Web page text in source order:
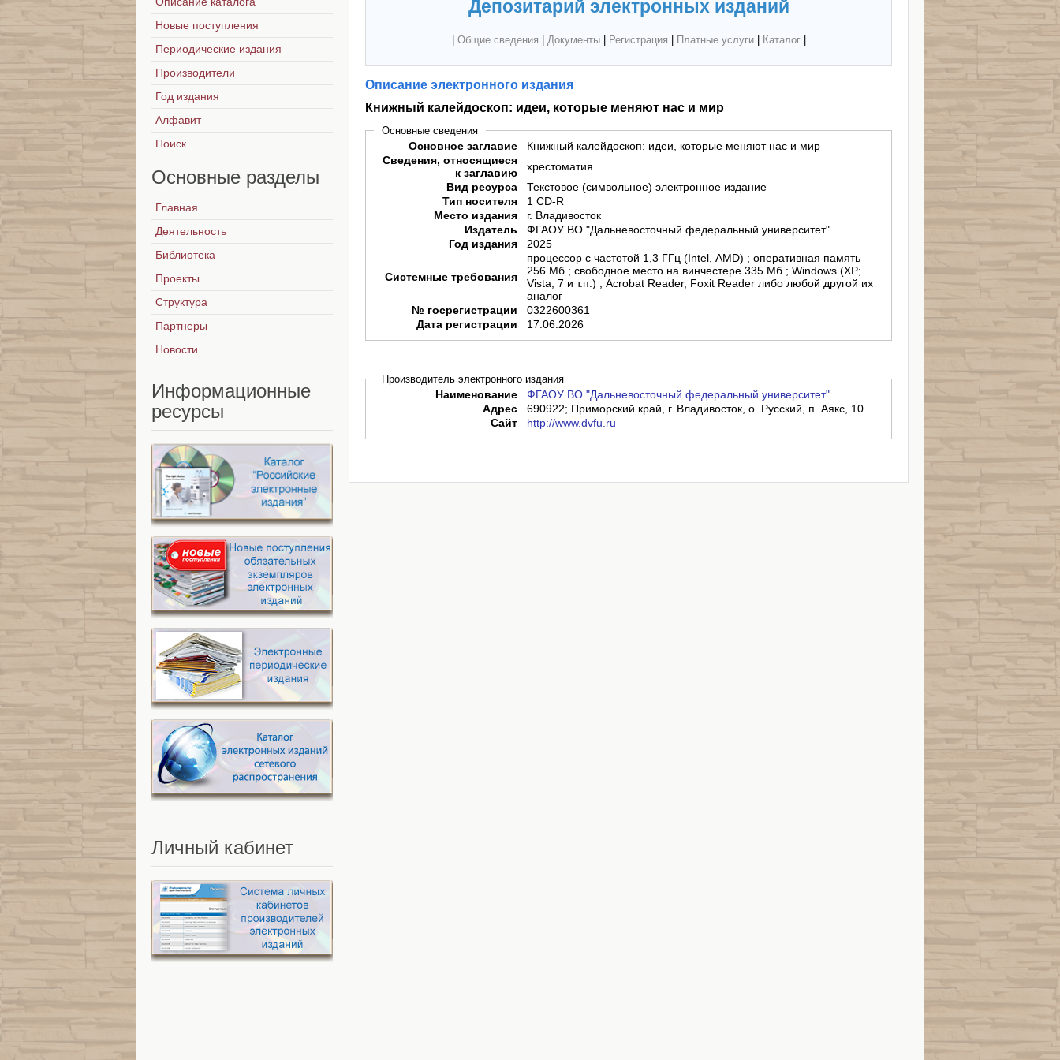
Депозитарий электронных изданий
Общие сведения Документы| Регистрация Платные услуги| Каталог|
Описание электронного издания
Книжный калейдоскоп: идеи, которые меняют нас и мир
Основные сведения
Основное заглавие
Книжный калейдоскоп: идеи, которые меняют нас и мир
Сведения, относящиеся
к заглавию
хрестоматия
Вид ресурса
Текстовое (символьное) электронное издание
Тип носителя
1 CD-R
Место издания
г. Владивосток
Издатель
ФГАОУ ВО "Дальневосточный федеральный университет"
Год издания
2025
Системные требования
процессор с частотой 1,3 ГГц (Intel, AMD) ; оперативная память
256 Мб ; свободное место на винчестере 335 Мб ; Windows (XP;
Vista; 7 и т.п.) ; Acrobat Reader, Foxit Reader либо любой другой их
аналог
№ госрегистрации
0322600361
Дата регистрации
17.06.2026
Производитель электронного издания
Наименование
ФГАОУ ВО "Дальневосточный федеральный университет"
Адрес
690922; Приморский край, г. Владивосток, о. Русский, п. Аякс, 10
Сайт
http://www.dvfu.ru
Новые поступления
Периодические издания
Производители
Год издания
Алфавит
Поиск
Основные разделы
Главная
Деятельность
Библиотека
Проекты
Структура
Партнеры
Новости
Информационные
ресурсы
Личный кабинет